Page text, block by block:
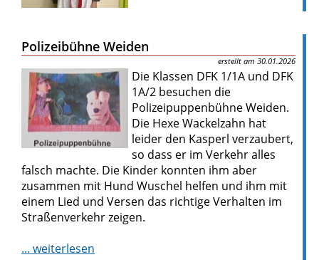
Polizeibühne Weiden
30.01.2026
Die Klassen DFK 1/1A und DFK
1A/2 besuchen die
Polizeipuppenbühne Weiden.
Die Hexe Wackelzahn hat
leider den Kasperl verzaubert,
so dass er im Verkehr alles
falsch machte. Die Kinder konnten ihm aber
zusammen mit Hund Wuschel helfen und ihm mit
einem Lied und Versen das richtige Verhalten im
Straßenverkehr zeigen.
... weiterlesen